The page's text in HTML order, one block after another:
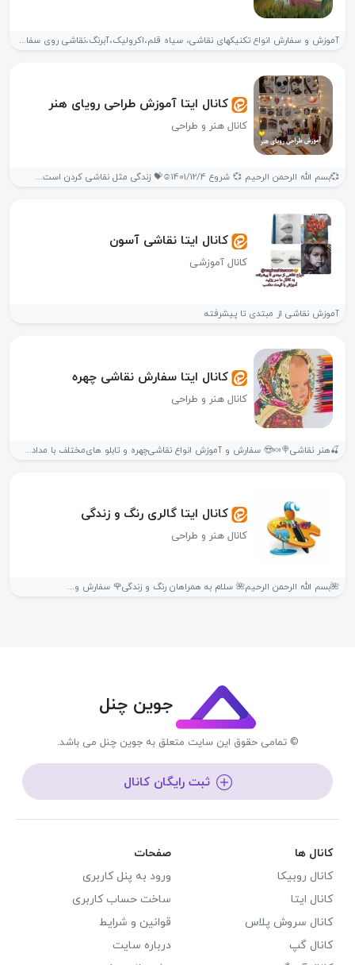
آموزش و سفارش انواع تکنیکهای نقاشی، سیاه قلم،اکرولیک،آبرنگ،نقاشی روی سفال،شیشه ....
کانال ایتا آموزش طراحی رویای هنر
کانال هنر و طراحی
💞بسم الله الرحمن الرحيم 💞 شروع 1401/12/4☺️💝 زندگی مثل نقاشی کردن است...
کانال ایتا نقاشی آسون
کانال آموزشی
آموزش نقاشی از مبتدی تا پیشرفته
کانال ایتا سفارش نقاشی چهره
کانال هنر و طراحی
🍒هنر نقاشی🍭🍬😍 سفارش و آموزش انواع نقاشی‌چهره و تابلو های‌مختلف با مداد...
کانال ایتا گالری رنگ و زندگی
کانال هنر و طراحی
🌺بسم الله الرحمن الرحیم🌺 سلام به همراهان رنگ و زندگی🌹 سفارش و...
جوین چنل
© تمامی حقوق این سایت متعلق به جوین چنل می باشد.
ثبت رایگان کانال
کانال ها
کانال روبیکا
کانال ایتا
کانال سروش پلاس
کانال گپ
صفحات
ورود به پنل کاربری
ساخت حساب کاربری
قوانین و شرایط
درباره سایت